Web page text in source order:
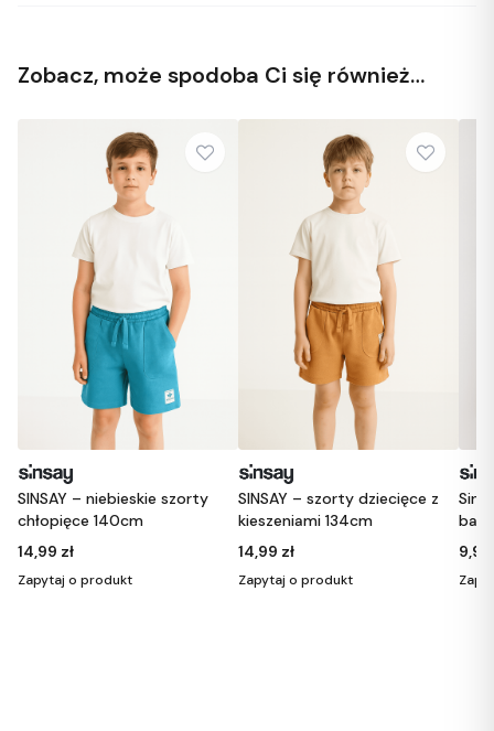
Zobacz, może spodoba Ci się również…
SINSAY – szorty dziecięce z
kieszeniami 134cm
14,99 zł
Zapytaj o produkt
Sinsay – Dziewczęce szorty
bawełniane w kolorze
jasnoróżowym 158
9,99 zł
Zapytaj o produkt